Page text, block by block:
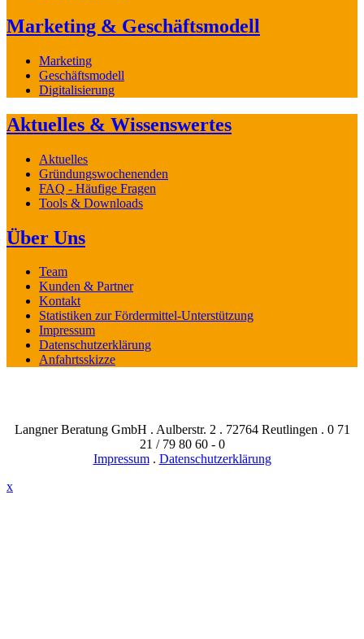
Marketing & Geschäftsmodell
Marketing
Geschäftsmodell
Digitalisierung
Aktuelles & Wissenswertes
Aktuelles
Gründungswochenenden
FAQ - Häufige Fragen
Tools & Downloads
Über Uns
Team
Kunden & Partner
Kontakt
Statistiken zur Fördermittel-Unterstützung
Impressum
Datenschutzerklärung
Anfahrtsskizze
Langner Beratung GmbH . Aulberstr. 2 . 72764 Reutlingen . 0 71
21 / 79 80 60 - 0
Impressum. Datenschutzerklärung
x